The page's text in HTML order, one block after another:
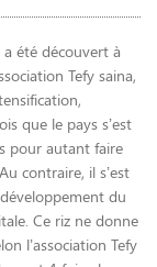
été découvert à
Tefy saina,
que le pays s’est
pour autant faire
contraire, il s’est
du
Ce riz ne donne
l’association Tefy